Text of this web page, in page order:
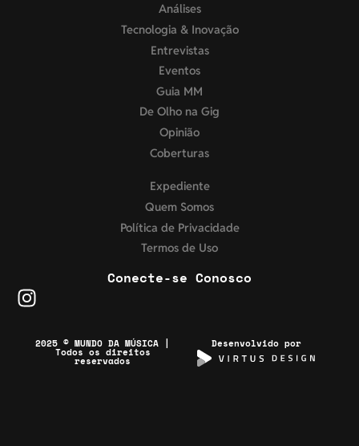
Análises
Tecnologia & Inovação
Entrevistas
Eventos
Guia MM
De Olho na Gig
Opinião
Coberturas
Expediente
Quem Somos
Política de Privacidade
Termos de Uso
Conecte-se Conosco
2025 © MUNDO DA MÚSICA |
Todos os direitos
reservados
Desenvolvido por